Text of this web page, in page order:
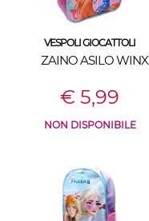
VESPOLI GIOCATTOLI
ZAINO ASILO WINX
€ 5,99
NON DISPONIBILE